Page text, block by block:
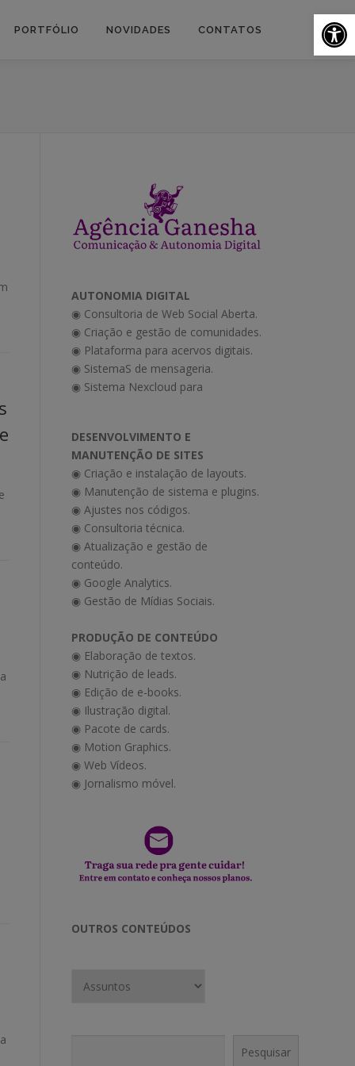
PORTFÓLIO NOVIDADES CONTATOS
AUTONOMIA DIGITAL
◉ Consultoria de Web Social Aberta.
◉ Criação e gestão de comunidades.
◉ Plataforma para acervos digitais.
◉ SistemaS de mensageria.
◉ Sistema Nexcloud para
DESENVOLVIMENTO E
MANUTENÇÃO DE SITES
◉ Criação e instalação de layouts.
◉ Manutenção de sistema e plugins.
◉ Ajustes nos códigos.
◉ Consultoria técnica.
◉ Atualização e gestão de
conteúdo.
◉ Google Analytics.
◉ Gestão de Mídias Sociais.
PRODUÇÃO DE CONTEÚDO
◉ Elaboração de textos.
◉ Nutrição de leads.
◉ Edição de e-books.
◉ Ilustração digital.
◉ Pacote de cards.
◉ Motion Graphics.
◉ Web Vídeos.
◉ Jornalismo móvel.
OUTROS CONTEÚDOS
Pesquisar